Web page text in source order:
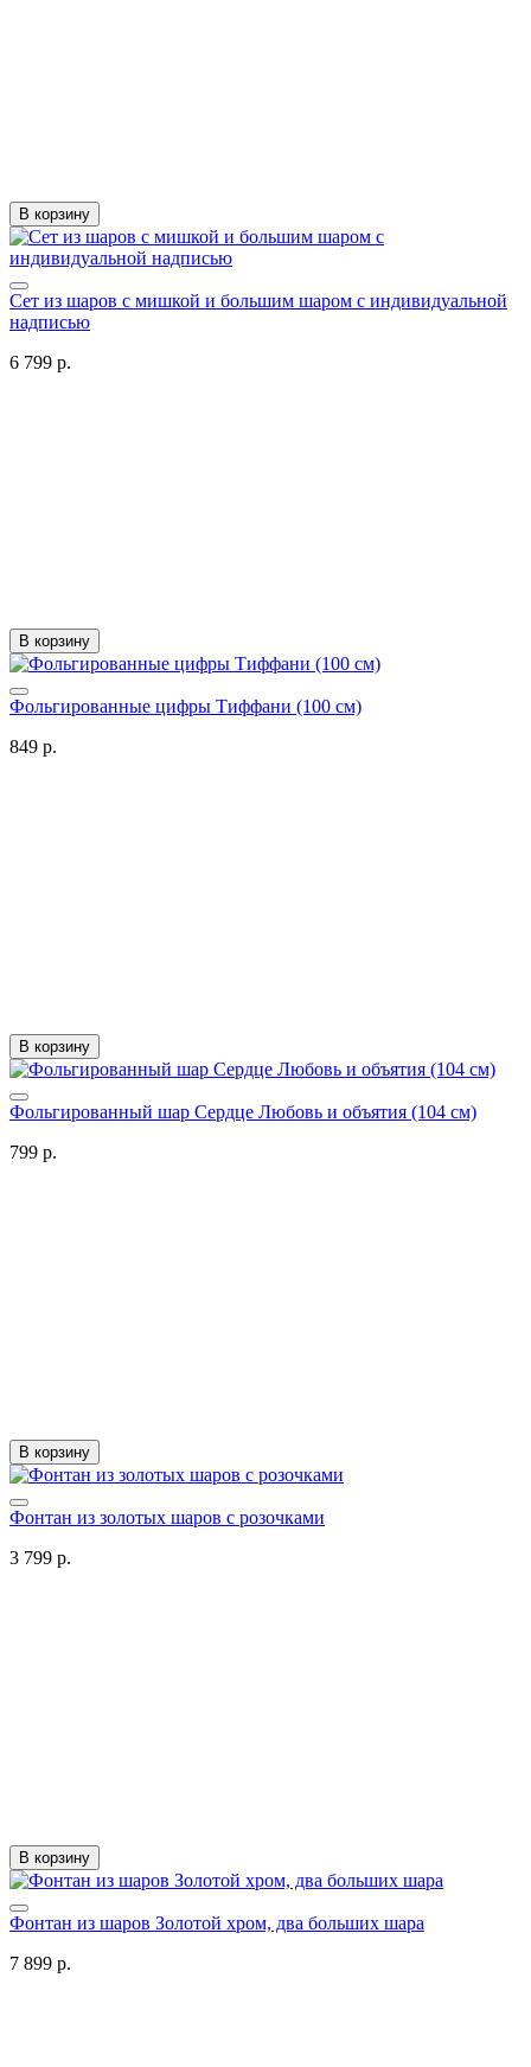
В корзину
Сет из шаров с мишкой и большим шаром с индивидуальной
надписью
6 799 р.
В корзину
Фольгированные цифры Тиффани (100 см)
849 р.
В корзину
Фольгированный шар Сердце Любовь и объятия (104 см)
799 р.
В корзину
Фонтан из золотых шаров с розочками
3 799 р.
В корзину
Фонтан из шаров Золотой хром, два больших шара
7 899 р.